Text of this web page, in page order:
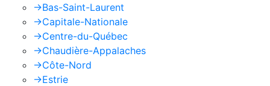
->Bas-Saint-Laurent
->Capitale-Nationale
->Centre-du-Québec
->Chaudière-Appalaches
->Côte-Nord
->Estrie